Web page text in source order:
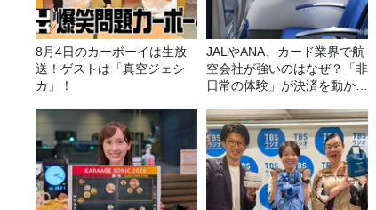
8月4日のカーボーイは生放
送！ゲストは「真空ジェシ
カ」！
JALやANA、カード業界で航
空会社が強いのはなぜ？「非
日常の体験」が決済を動かす